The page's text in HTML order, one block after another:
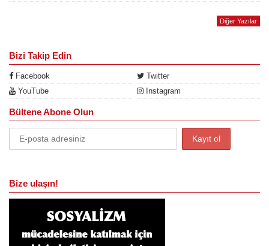
Diğer Yazılar
Bizi Takip Edin
Facebook
Twitter
YouTube
Instagram
Bültene Abone Olun
Bize ulaşın!